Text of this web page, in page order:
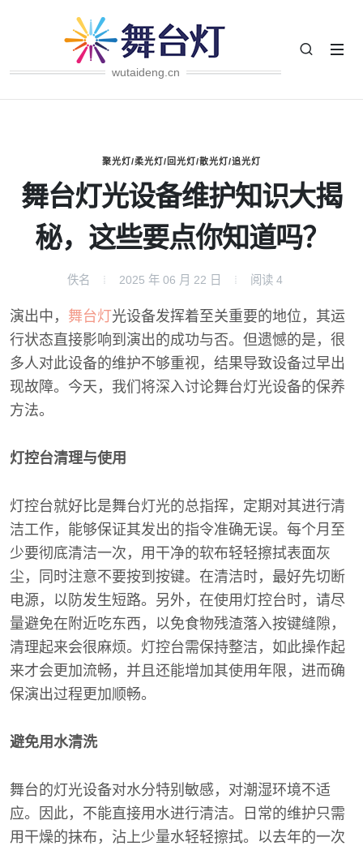
wutaideng.cn
聚光灯/柔光灯/回光灯/散光灯/追光灯
舞台灯光设备维护知识大揭
秘，这些要点你知道吗？
佚名 2025 年 06 月 22 日 阅读 4
演出中， 舞台灯光设备发挥着至关重要的地位，其运
行状态直接影响到演出的成功与否。但遗憾的是，很
多人对此设备的维护不够重视，结果导致设备过早出
现故障。今天，我们将深入讨论舞台灯光设备的保养
方法。
灯控台清理与使用
灯控台就好比是舞台灯光的总指挥，定期对其进行清
洁工作，能够保证其发出的指令准确无误。每个月至
少要彻底清洁一次，用干净的软布轻轻擦拭表面灰
尘，同时注意不要按到按键。在清洁时，最好先切断
电源，以防发生短路。另外，在使用灯控台时，请尽
量避免在附近吃东西，以免食物残渣落入按键缝隙，
清理起来会很麻烦。灯控台需保持整洁，如此操作起
来才会更加流畅，并且还能增加其使用年限，进而确
保演出过程更加顺畅。
避免用水清洗
舞台的灯光设备对水分特别敏感，对潮湿环境不适
应。因此，不能直接用水进行清洁。日常的维护只需
用干燥的抹布，沾上少量水轻轻擦拭。以去年的一次